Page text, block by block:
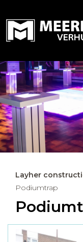
Layher
Podiumtrap